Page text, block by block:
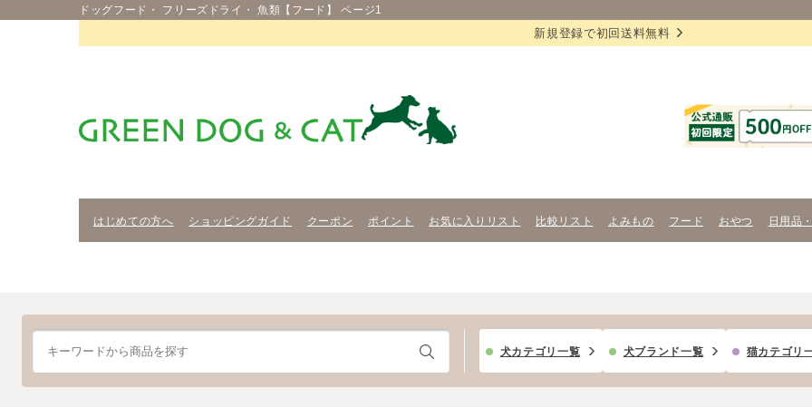
ドッグフード・ フリーズドライ・ 魚類【フード】 ページ1
新規登録で初回送料無料
はじめての方へ ショッピングガイド クーポン ポイント お気に入りリスト 比較リスト よみもの フード おやつ 日用品
犬カテゴリ一覧 犬ブランド一覧 猫カテゴリ